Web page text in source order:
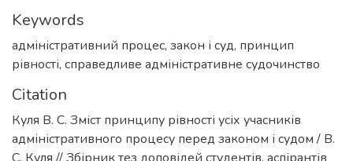
Keywords
адміністративний процес, закон і суд, принцип
рівності, справедливе адміністративне судочинство
Citation
Куля В. С. Зміст принципу рівності усіх учасників
адміністративного процесу перед законом і судом / В.